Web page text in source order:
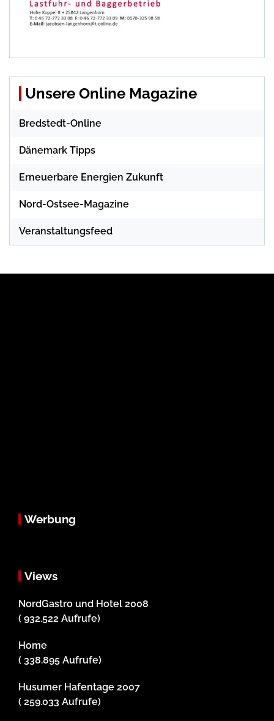
Unsere Online Magazine
Bredstedt-Online
Dänemark Tipps
Erneuerbare Energien Zukunft
Nord-Ostsee-Magazine
Veranstaltungsfeed
Werbung
Views
NordGastro und Hotel 2008
( 932.522 Aufrufe)
Home
( 338.895 Aufrufe)
Husumer Hafentage 2007
( 259.033 Aufrufe)